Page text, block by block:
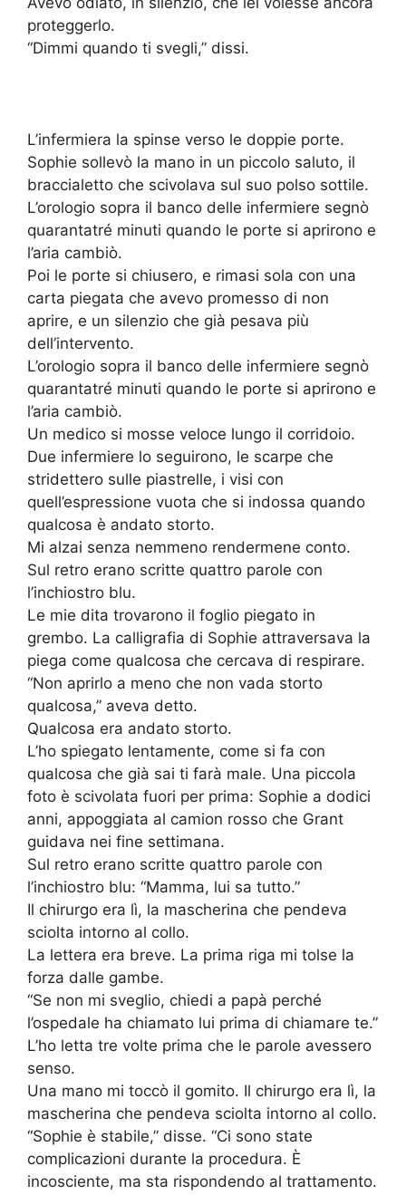
proteggerlo.
“Dimmi quando ti svegli,” dissi.
L’infermiera la spinse verso le doppie porte.
Sophie sollevò la mano in un piccolo saluto, il
braccialetto che scivolava sul suo polso sottile.
L’orologio sopra il banco delle infermiere segnò
quarantatré minuti quando le porte si aprirono e
l’aria cambiò.
Poi le porte si chiusero, e rimasi sola con una
carta piegata che avevo promesso di non
aprire, e un silenzio che già pesava più
dell’intervento.
L’orologio sopra il banco delle infermiere segnò
quarantatré minuti quando le porte si aprirono e
l’aria cambiò.
Un medico si mosse veloce lungo il corridoio.
Due infermiere lo seguirono, le scarpe che
stridettero sulle piastrelle, i visi con
quell’espressione vuota che si indossa quando
qualcosa è andato storto.
Mi alzai senza nemmeno rendermene conto.
Sul retro erano scritte quattro parole con
l’inchiostro blu.
Le mie dita trovarono il foglio piegato in
grembo. La calligrafia di Sophie attraversava la
piega come qualcosa che cercava di respirare.
“Non aprirlo a meno che non vada storto
qualcosa,” aveva detto.
Qualcosa era andato storto.
L’ho spiegato lentamente, come si fa con
qualcosa che già sai ti farà male. Una piccola
foto è scivolata fuori per prima: Sophie a dodici
anni, appoggiata al camion rosso che Grant
guidava nei fine settimana.
Sul retro erano scritte quattro parole con
l’inchiostro blu: “Mamma, lui sa tutto.”
Il chirurgo era lì, la mascherina che pendeva
sciolta intorno al collo.
La lettera era breve. La prima riga mi tolse la
forza dalle gambe.
“Se non mi sveglio, chiedi a papà perché
l’ospedale ha chiamato lui prima di chiamare te.”
L’ho letta tre volte prima che le parole avessero
senso.
Una mano mi toccò il gomito. Il chirurgo era lì, la
mascherina che pendeva sciolta intorno al collo.
“Sophie è stabile,” disse. “Ci sono state
complicazioni durante la procedura. È
incosciente, ma sta rispondendo al trattamento.